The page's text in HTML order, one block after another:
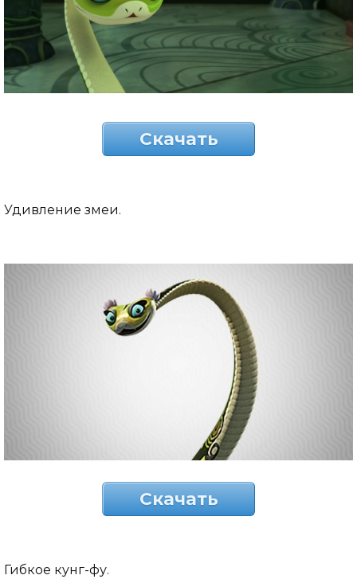
Скачать
Удивление змеи.
Скачать
Гибкое кунг-фу.